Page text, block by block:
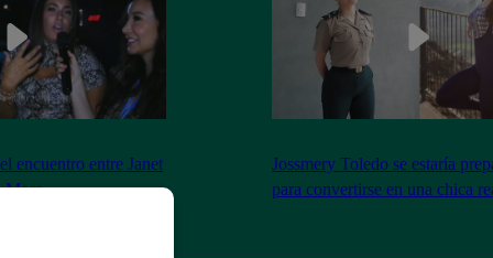
encuentro entre Janet
Mora
Jossmery Toledo se estaría
para convertirse en una chica